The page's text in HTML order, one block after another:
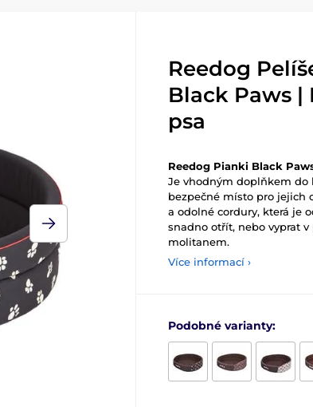
Reedog
Black Paws |
psa
Reedog Pianki Black
Je vhodným doplňkem
bezpečné místo pro jejich
a odolné cordury, která je
snadno otřít, nebo vyprat
molitanem.
Více informací ›
Podobné varianty: